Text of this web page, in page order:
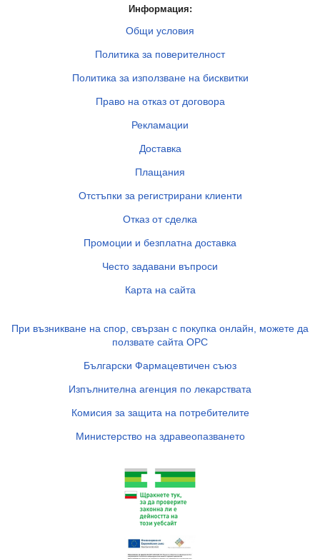
Информация:
Общи условия
Политика за поверителност
Политика за използване на бисквитки
Право на отказ от договора
Рекламации
Доставка
Плащания
Отстъпки за регистрирани клиенти
Отказ от сделка
Промоции и безплатна доставка
Често задавани въпроси
Карта на сайта
При възникване на спор, свързан с покупка онлайн, можете да
ползвате сайта ОРС
Български Фармацевтичен съюз
Изпълнителна агенция по лекарствата
Комисия за защита на потребителите
Министерство на здравеопазването